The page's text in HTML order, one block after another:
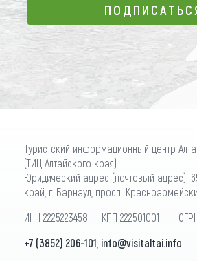
ПОДПИСАТЬСЯ
Туристский информационный центр
(ТИЦ Алтайского края)
Юридический адрес (почтовый адрес):
край, г. Барнаул, просп.
ИНН 2225223458 КПП 222501001 ОГРН
+7 (3852) 206-101 info@visitaltai.info